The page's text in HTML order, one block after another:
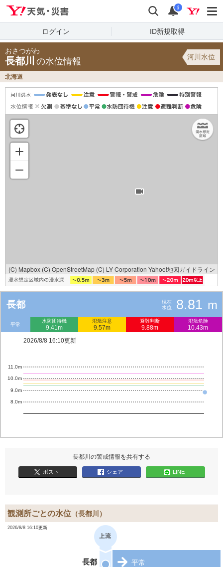
検索 通知
i
ログイン ID新規取得
おさつがわ
長都川 の水位情報 河川水位
北海道
(C) Mapbox (C) OpenStreetMap (C) LY Corporation Yahoo!地図ガイドライン
長都
現在
水位
8.81 m
平常
水防団待機
9.41m
氾濫注意
9.57m
避難判断
9.88m
氾濫危険
10.43m
2026/8/8 16:10更新
8.0m
9.0m
10.0m
11.0m
長都川の警戒情報を共有する
ポスト シェア LINE
観測所ごとの水位 （長都川）
2026/8/8 16:10更新
長都 平常